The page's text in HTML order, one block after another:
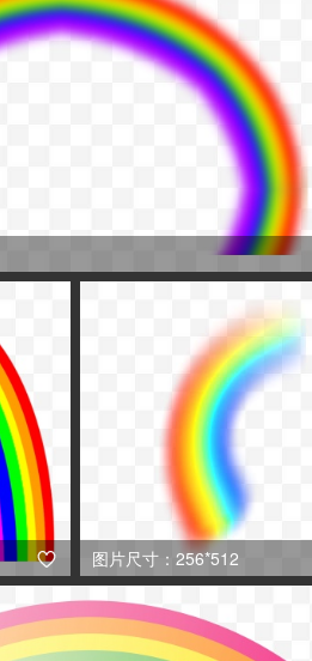
 图片尺寸：256*512